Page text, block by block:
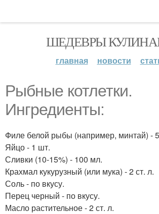
ШЕДЕВРЫ
главная новости
Рыбные котлетки.
Ингредиенты:
Филе белой рыбы (например, минтай) -
Яйцо - 1 шт.
Сливки (10-15%) - 100 мл.
Крахмал кукурузный (или мука) - 2 ст. л.
Соль - по вкусу.
Перец черный - по вкусу.
Масло растительное - 2 ст. л.